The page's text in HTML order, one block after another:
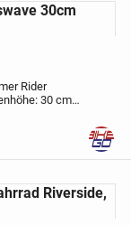
30cm
Rider
30 cm
neuen...
Riverside,